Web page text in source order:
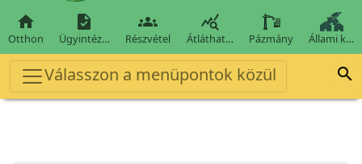

Otthon

Ügyintéz…

Részvétel

Átláthat… Pázmány Állami k…
Válasszon a menüpontok közül 